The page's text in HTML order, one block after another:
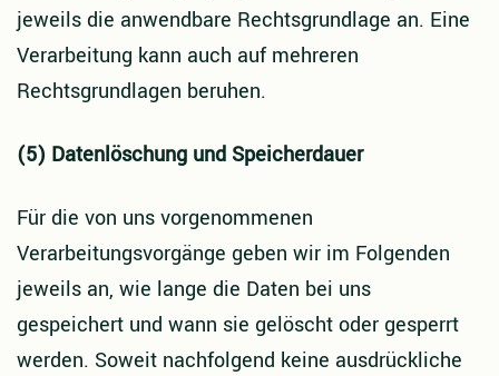
jeweils die anwendbare Rechtsgrundlage an. Eine
Verarbeitung kann auch auf mehreren
Rechtsgrundlagen beruhen.
(5) Datenlöschung und Speicherdauer
Für die von uns vorgenommenen
Verarbeitungsvorgänge geben wir im Folgenden
jeweils an, wie lange die Daten bei uns
gespeichert und wann sie gelöscht oder gesperrt
werden. Soweit nachfolgend keine ausdrückliche